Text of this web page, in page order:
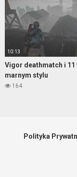
10:13
Vigor deathmatch i 11
marnym stylu
164
Polityka